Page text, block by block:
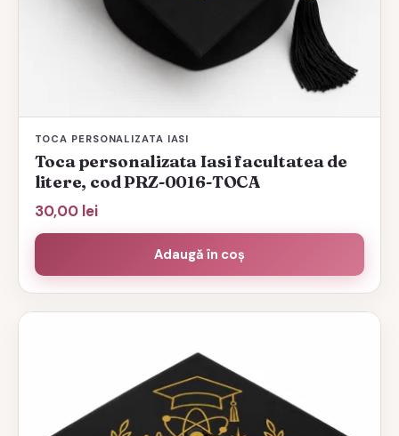
TOCA PERSONALIZATA IASI
Toca personalizata Iasi facultatea de
litere, cod PRZ-0016-TOCA
30,00 lei
Adaugă în coș